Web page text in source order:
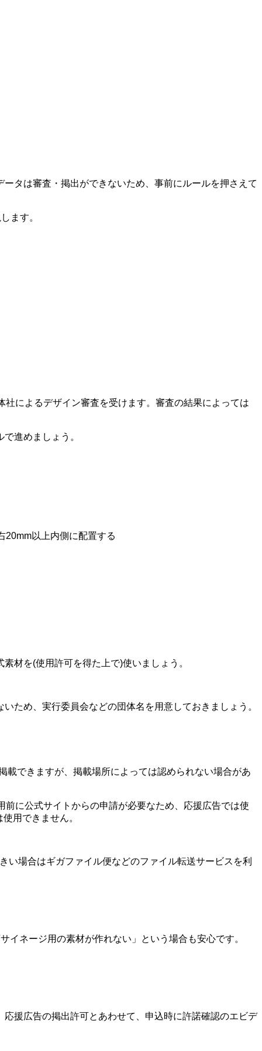
タは審査・掲出ができないため、事前にルールを押さえて
ます。
によるデザイン審査を受けます。審査の結果によっては
進めましょう。
20mm以上内側に配置する
材を(使用許可を得た上で)使いましょう。
ため、実行委員会などの団体名を用意しておきましょう。
できますが、掲載場所によっては認められない場合があ
に公式サイトからの申請が必要なため、応援広告では使
用できません。
場合はギガファイル便などのファイル転送サービスを利
ネージ用の素材が作れない」という場合も安心です。
援広告の掲出許可とあわせて、申込時に許諾確認のエビデ